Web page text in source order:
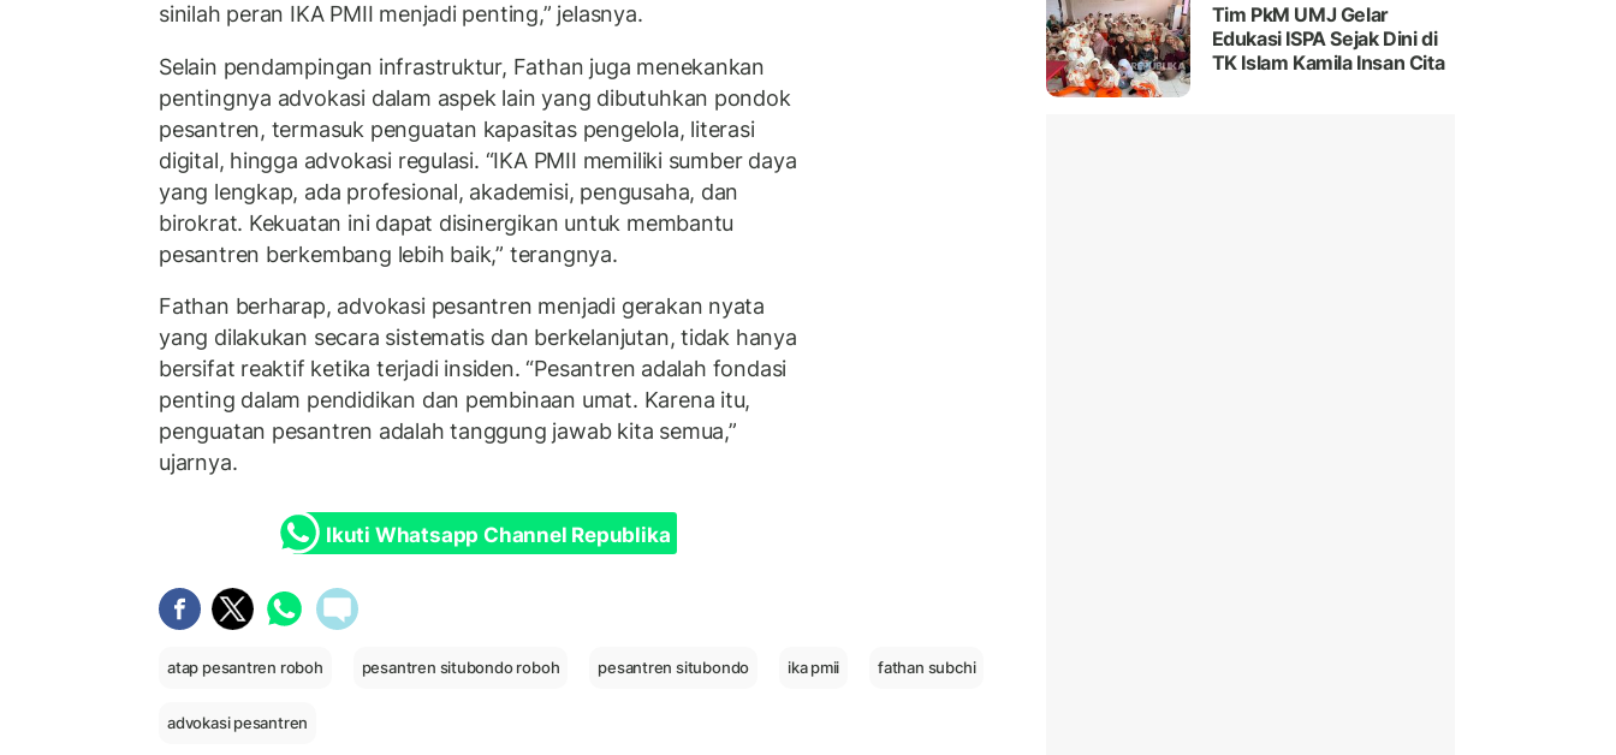
sinilah peran IKA PMII menjadi penting,” jelasnya.
Selain pendampingan infrastruktur, Fathan juga menekankan
pentingnya advokasi dalam aspek lain yang dibutuhkan pondok
pesantren, termasuk penguatan kapasitas pengelola, literasi
digital, hingga advokasi regulasi. “IKA PMII memiliki sumber daya
yang lengkap, ada profesional, akademisi, pengusaha, dan
birokrat. Kekuatan ini dapat disinergikan untuk membantu
pesantren berkembang lebih baik,” terangnya.
Fathan berharap, advokasi pesantren menjadi gerakan nyata
yang dilakukan secara sistematis dan berkelanjutan, tidak hanya
bersifat reaktif ketika terjadi insiden. “Pesantren adalah fondasi
penting dalam pendidikan dan pembinaan umat. Karena itu,
penguatan pesantren adalah tanggung jawab kita semua,”
ujarnya.
Ikuti Whatsapp Channel Republika
atap pesantren roboh pesantren situbondo roboh pesantren situbondo ika pmii fathan subchi
advokasi pesantren
Tim PkM UMJ Gelar
Edukasi ISPA Sejak Dini di
TK Islam Kamila Insan Cita